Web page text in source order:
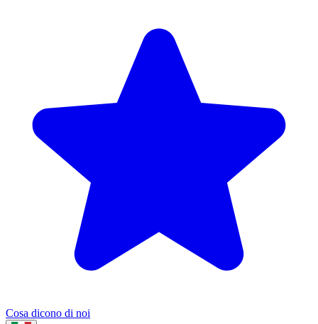
Cosa dicono di noi